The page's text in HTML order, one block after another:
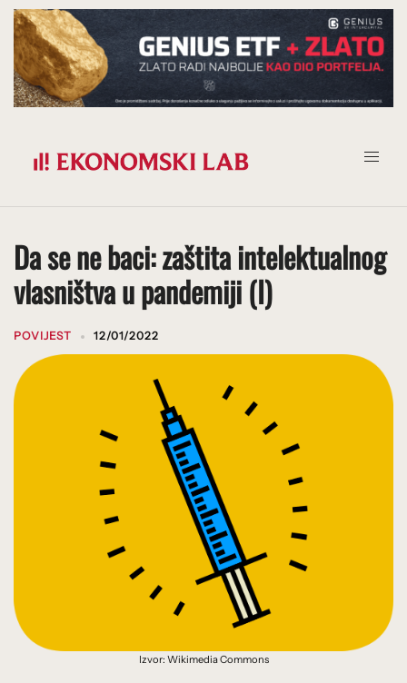
Prijeđi
na
sadržaj
Da se ne baci: zaštita intelektualnog
vlasništva u pandemiji (I)
POVIJEST 12/01/2022
Izvor: Wikimedia Commons